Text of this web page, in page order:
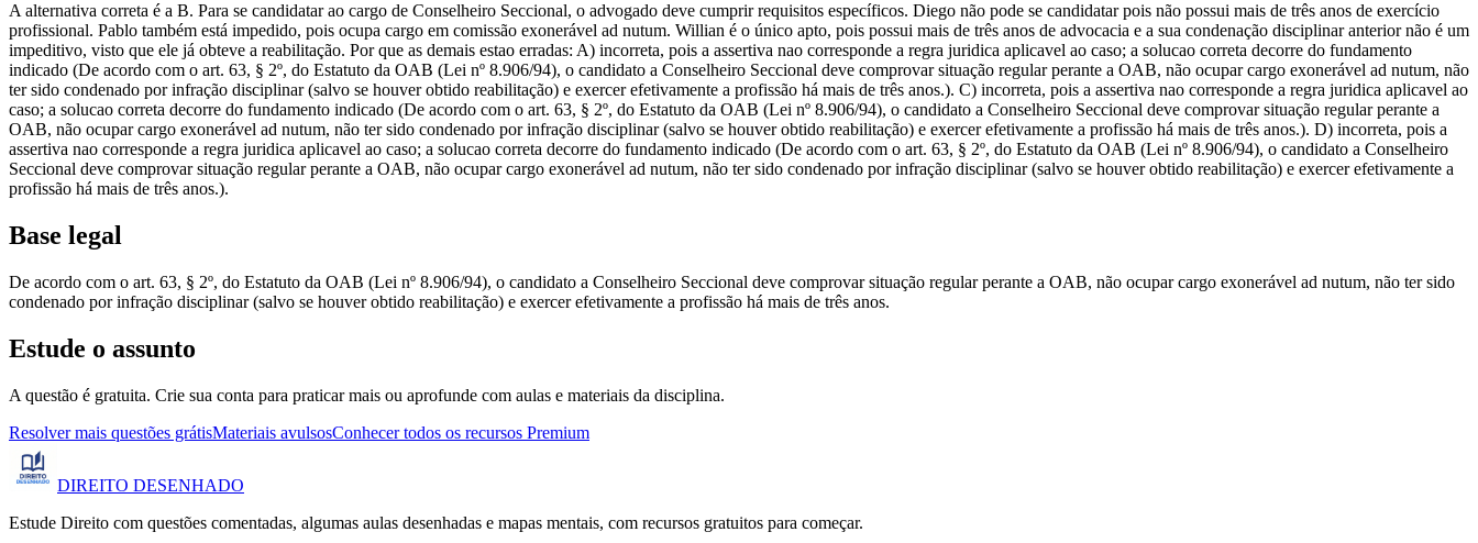
A alternativa correta é a B. Para se candidatar ao cargo de Conselheiro Seccional, o advogado deve cumprir requisitos específicos. Diego não pode se candidatar pois não possui mais de três anos de exercício
profissional. Pablo também está impedido, pois ocupa cargo em comissão exonerável ad nutum. Willian é o único apto, pois possui mais de três anos de advocacia e a sua condenação disciplinar anterior não é um
impeditivo, visto que ele já obteve a reabilitação. Por que as demais estao erradas: A) incorreta, pois a assertiva nao corresponde a regra juridica aplicavel ao caso; a solucao correta decorre do fundamento
indicado (De acordo com o art. 63, § 2º, do Estatuto da OAB (Lei nº 8.906/94), o candidato a Conselheiro Seccional deve comprovar situação regular perante a OAB, não ocupar cargo exonerável ad nutum, não
ter sido condenado por infração disciplinar (salvo se houver obtido reabilitação) e exercer efetivamente a profissão há mais de três anos.). C) incorreta, pois a assertiva nao corresponde a regra juridica aplicavel ao
caso; a solucao correta decorre do fundamento indicado (De acordo com o art. 63, § 2º, do Estatuto da OAB (Lei nº 8.906/94), o candidato a Conselheiro Seccional deve comprovar situação regular perante a
OAB, não ocupar cargo exonerável ad nutum, não ter sido condenado por infração disciplinar (salvo se houver obtido reabilitação) e exercer efetivamente a profissão há mais de três anos.). D) incorreta, pois a
assertiva nao corresponde a regra juridica aplicavel ao caso; a solucao correta decorre do fundamento indicado (De acordo com o art. 63, § 2º, do Estatuto da OAB (Lei nº 8.906/94), o candidato a Conselheiro
Seccional deve comprovar situação regular perante a OAB, não ocupar cargo exonerável ad nutum, não ter sido condenado por infração disciplinar (salvo se houver obtido reabilitação) e exercer efetivamente a
profissão há mais de três anos.).
Base legal
De acordo com o art. 63, § 2º, do Estatuto da OAB (Lei nº 8.906/94), o candidato a Conselheiro Seccional deve comprovar situação regular perante a OAB, não ocupar cargo exonerável ad nutum, não ter sido
condenado por infração disciplinar (salvo se houver obtido reabilitação) e exercer efetivamente a profissão há mais de três anos.
Estude o assunto
A questão é gratuita. Crie sua conta para praticar mais ou aprofunde com aulas e materiais da disciplina.
Resolver mais questões grátisMateriais avulsosConhecer todos os recursos Premium
DIREITO DESENHADO
Estude Direito com questões comentadas, algumas aulas desenhadas e mapas mentais, com recursos gratuitos para começar.